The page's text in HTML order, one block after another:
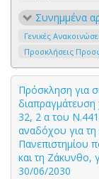
Συνημμένα
Γενικές
Προσκλήσεις
Πρόσκληση για
32, 2 α του
αναδόχου για τη
Πανεπιστημίου
και τη Ζάκυνθο,
30/06/2030